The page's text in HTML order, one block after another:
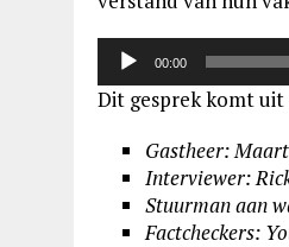
Audiospeler
00:00
Dit gesprek komt uit
Gastheer:
Interviewer:
Stuurman aan
Factcheckers: